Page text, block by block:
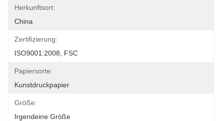
Herkunftsort:
China
Zertifizierung:
ISO9001:2008, FSC
Papiersorte:
Kunstdruckpapier
Größe:
Irgendeine Größe